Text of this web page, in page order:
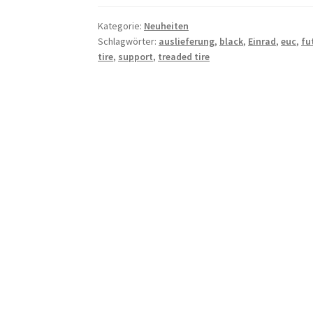
Kategorie: Neuheiten
Schlagwörter: auslieferung, black, Einrad,euc,
tire, support, treaded tire